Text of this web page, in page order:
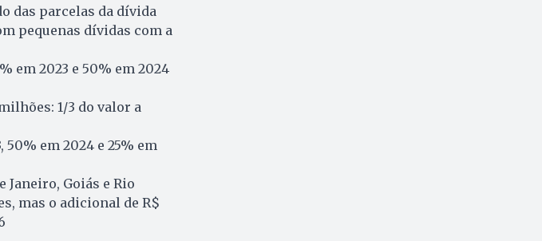
das parcelas da dívida
pequenas dívidas com a
em 2023 e 50% em 2024
1/3 do valor a
em 2024 e 25% em
Janeiro, Goiás e Rio
mas o adicional de R$